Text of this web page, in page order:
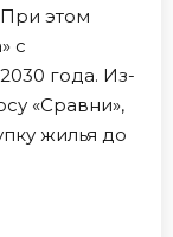
этом
с
года. Из-
«Сравни»,
жилья до